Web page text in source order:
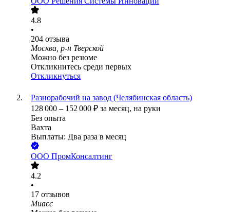
4.8
•
204 отзыва
Москва, р-н Тверской
Можно без резюме
Откликнитесь среди первых
Откликнуться
Разнорабочий на завод (Челябинская область)
128 000 – 152 000 ₽ за месяц, на руки
Без опыта
Вахта
Выплаты: Два раза в месяц
ООО ПромКонсалтинг
4.2
•
17 отзывов
Миасс